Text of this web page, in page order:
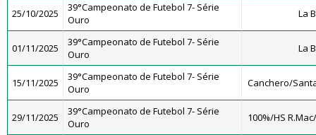
25/10/2025
39°Campeonato de Futebol 7- Série
Ouro
La
01/11/2025
39°Campeonato de Futebol 7- Série
Ouro
La
15/11/2025
39°Campeonato de Futebol 7- Série
Ouro
Canchero/
29/11/2025
39°Campeonato de Futebol 7- Série
Ouro
100%/HS